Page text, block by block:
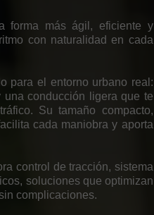
forma más ágil, eficiente y
con naturalidad en cada
para el entorno urbano real:
una conducción ligera que te
Su tamaño compacto,
cada maniobra y aporta
control de tracción, sistema
soluciones que optimizan
complicaciones.